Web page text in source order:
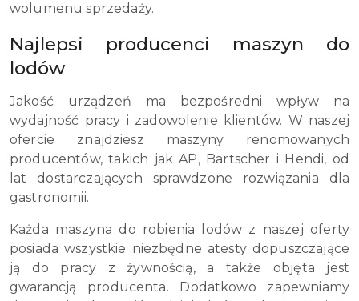
wolumenu sprzedaży.
Najlepsi producenci maszyn do
lodów
Jakość urządzeń ma bezpośredni wpływ na
wydajność pracy i zadowolenie klientów. W naszej
ofercie znajdziesz maszyny renomowanych
producentów, takich jak AP, Bartscher i Hendi, od
lat dostarczających sprawdzone rozwiązania dla
gastronomii.
Każda maszyna do robienia lodów z naszej oferty
posiada wszystkie niezbędne atesty dopuszczające
ją do pracy z żywnością, a także objęta jest
gwarancją producenta. Dodatkowo zapewniamy